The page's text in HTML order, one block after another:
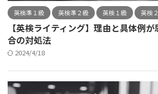
英検準１級 英検準２級 英検１級 英検
【英検ライティング】理由と具体例
合の対処法
2024/4/18